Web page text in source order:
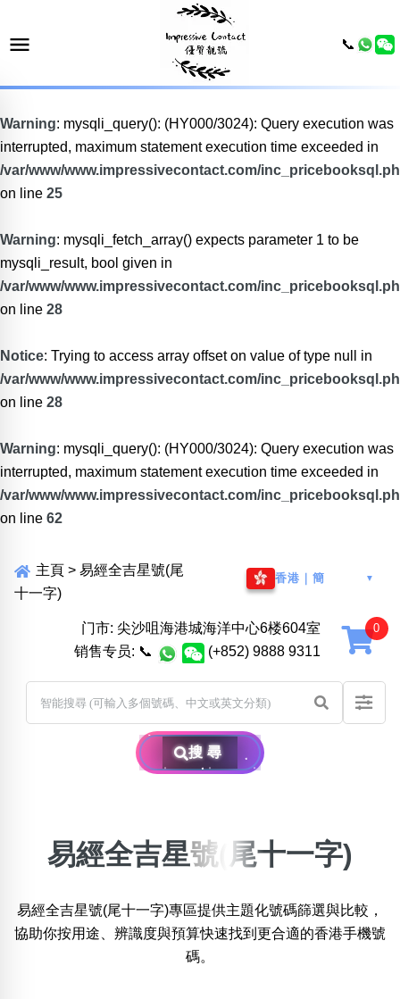
Warning: mysqli_query(): (HY000/3024): Query execution was
interrupted, maximum statement execution time exceeded in
/var/www/www.impressivecontact.com/
on line 25
Warning: mysqli_fetch_array() expects parameter 1 to be
mysqli_result, bool given in
/var/www/www.impressivecontact.com/
on line 28
Notice: Trying to access array offset on value of type null in
/var/www/www.impressivecontact.com/
on line 28
Warning: mysqli_query(): (HY000/3024): Query execution was
interrupted, maximum statement execution time exceeded in
/var/www/www.impressivecontact.com/
on line 62
主頁 > 易經全吉星號(尾
十一字)
香港｜簡 ▼
门市: 尖沙咀海港城海洋中心6楼604室
销售专员: 📞 (+852) 9888 9311
搜尋
搜尋選項 ×
位置:
一 二 四 五 六 七 八
易經全吉星號(尾十一字)
易經全吉星號(尾十一字)專區提供主題化號碼篩選與比較，
協助你按用途、辨識度與預算快速找到更合適的香港手機號
碼。
📞